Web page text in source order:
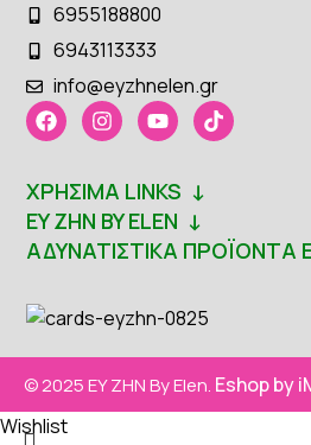
6955188800
6943113333
info@eyzhnelen.gr
ΧΡΉΣΙΜΑ LINKS ↓
EY ZHN BY ELEN ↓
ΑΔΥΝΑΤΙΣΤΙΚΆ ΠΡΟΪΌΝΤΑ
© 2025 EY ZHN By Elen. Eshop by
Wishlist